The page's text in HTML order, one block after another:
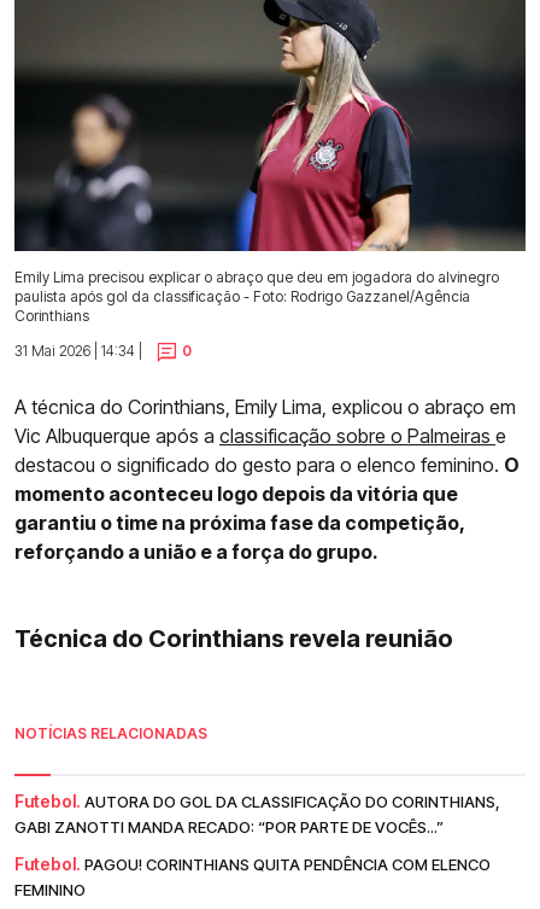
Emily Lima precisou explicar o abraço que deu em jogadora do alvinegro
paulista após gol da classificação - Foto: Rodrigo Gazzanel/Agência
Corinthians
31 Mai 2026 | 14:34 |
0
A técnica do Corinthians, Emily Lima, explicou o abraço em
Vic Albuquerque após a classificação sobre o Palmeiras e
destacou o significado do gesto para o elenco feminino. O
momento aconteceu logo depois da vitória que
garantiu o time na próxima fase da competição,
reforçando a união e a força do grupo.
Técnica do Corinthians revela reunião
NOTÍCIAS RELACIONADAS
Futebol. AUTORA DO GOL DA CLASSIFICAÇÃO DO CORINTHIANS,
GABI ZANOTTI MANDA RECADO: “POR PARTE DE VOCÊS...”
Futebol. PAGOU! CORINTHIANS QUITA PENDÊNCIA COM ELENCO
FEMININO